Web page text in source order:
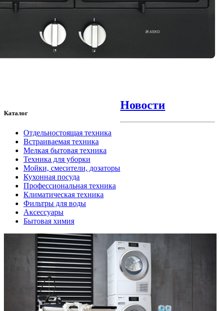
Каталог
Отдельностоящая техника
Встраиваемая техника
Мелкая бытовая техника
Техника для уборки
Мойки, смесители, дозаторы
Кухонная посуда
Профессиональная техника
Климатическая техника
Фильтры для воды
Аксессуары
Бытовая химия
Новости